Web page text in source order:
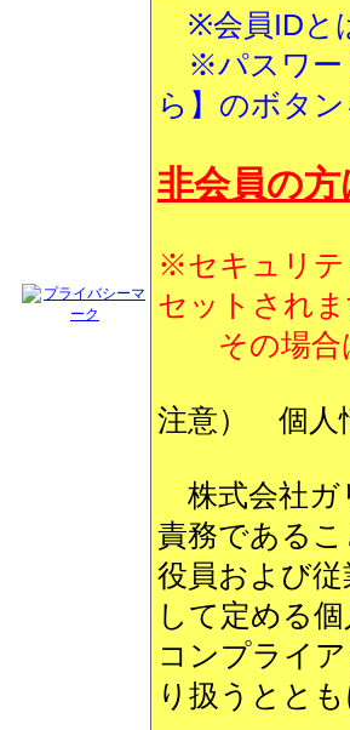
※会員IDと
※パスワー
ら】のボタ
非会員の
※セキュリテ
セットされま
その場合
注意） 個人
株式会社ガ
責務である
役員および
して定める
コンプライ
り扱うとと